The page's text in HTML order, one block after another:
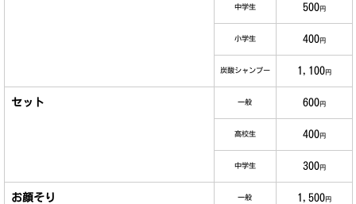
中学生 500円
小学生 400円
炭酸シャンプー 1,100円
セット 一般 600円
高校生 400円
中学生 300円
お顔そり 一般 1,500円